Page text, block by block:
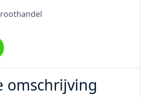
omschrijving